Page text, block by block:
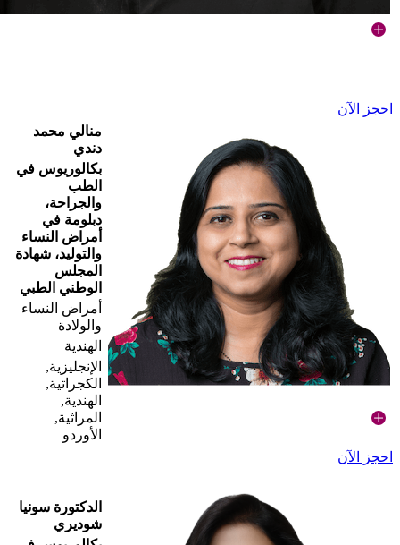
احجز الآن
منالي محمد
دندي
بكالوريوس في
الطب
والجراحة،
دبلومة في
أمراض النساء
والتوليد، شهادة
المجلس
الوطني الطبي
أمراض النساء
والولادة
الهندية
الإنجليزية,
الكجراتية,
الهندية,
المراثية,
الأوردو
احجز الآن
الدكتورة سونيا
شوديري